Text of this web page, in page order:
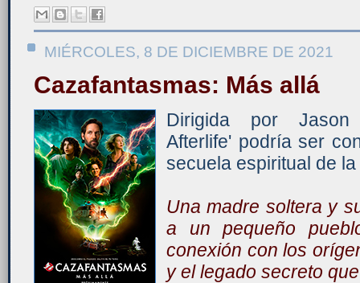
MIÉRCOLES, 8 DE DICIEMBRE DE 2021
Cazafantasmas: Más allá
Dirigida por Jason
Afterlife' podría ser
secuela espiritual de
Una madre soltera y
a un pequeño
conexión con los
y el legado secreto